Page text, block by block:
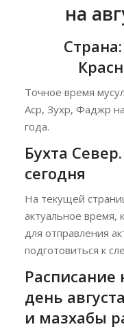
на
Точное время
Аср, Зухр, Фаджр
года.
Бухта
сегодня
На текущей
актуальное время,
для отправления
подготовиться к
день
и мазхабы